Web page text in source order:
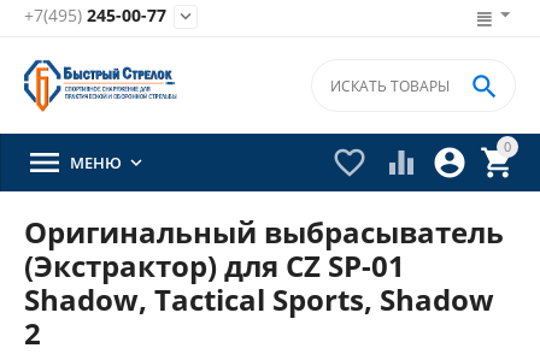
+7(495) 245-00-77 
0


 

 МЕНЮ 
Оригинальный выбрасыватель
(Экстрактор) для CZ SP-01
Shadow, Tactical Sports, Shadow
2